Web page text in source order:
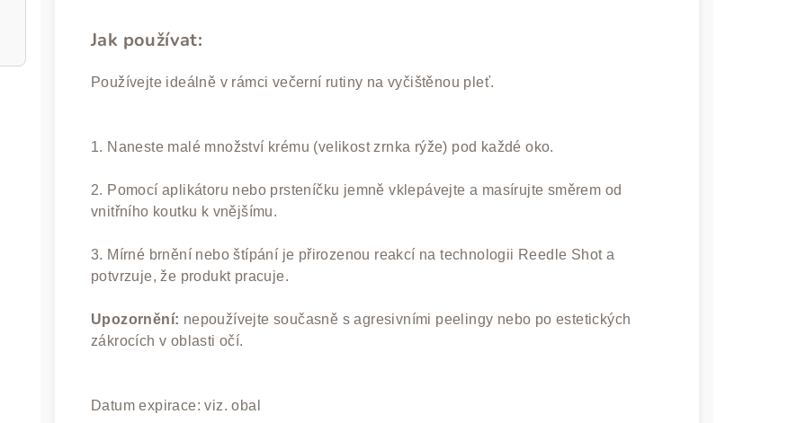
Jak používat:
Používejte ideálně v rámci večerní rutiny na vyčištěnou pleť.
1. Naneste malé množství krému (velikost zrnka rýže) pod každé oko.
2. Pomocí aplikátoru nebo prsteníčku jemně vklepávejte a masírujte směrem od
vnitřního koutku k vnějšímu.
3. Mírné brnění nebo štípání je přirozenou reakcí na technologii Reedle Shot a
potvrzuje, že produkt pracuje.
Upozornění: nepoužívejte současně s agresivními peelingy nebo po estetických
zákrocích v oblasti očí.
Datum expirace: viz. obal